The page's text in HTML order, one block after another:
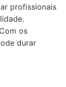
profissionais
Com os
durar